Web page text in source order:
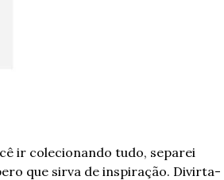
ir colecionando tudo, separei
que sirva de inspiração. Divirta-